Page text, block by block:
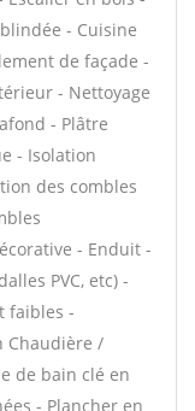
- Cuisine
de façade -
- Nettoyage
- Plâtre
- Isolation
des combles
- Enduit -
PVC, etc) -
faibles -
Chaudière /
de bain clé en
- Plancher en